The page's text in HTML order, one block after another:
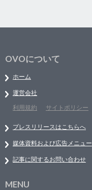
OVOについて
ホーム
運営会社
利用規約
サイトポリシー
プレスリリースはこちらへ
媒体資料および広告メニュー
記事に関するお問い合わせ
MENU